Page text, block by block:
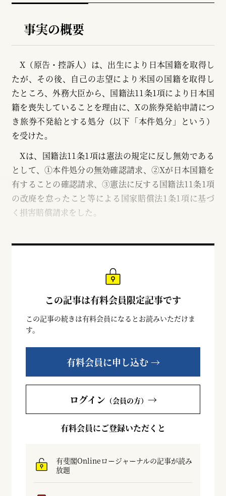
事実の概要
X（原告・控訴人）は、出生により日本国籍を取得し
たが、その後、自己の志望により米国の国籍を取得し
たところ、外務大臣から、国籍法11条1項により日本国
籍を喪失していることを理由に、Xの旅券発給申請につ
き旅券不発給とする処分（以下「本件処分」という）
を受けた。
Xは、国籍法11条1項は憲法の規定に反し無効である
として、①本件処分の無効確認請求、②Xが日本国籍を
有することの確認請求、③憲法に反する国籍法11条1項
の改廃を怠ったこと等による国家賠償法1条1項に基づ
く損害賠償請求をした。
この記事は有料会員限定記事です
この記事の続きは有料会員になるとお読みいただけま
す。
有料会員に申し込む →
ログイン （会員の方） →
有料会員にご登録いただくと
有斐閣Onlineロージャーナルの記事が読み
放題